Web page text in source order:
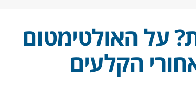
על האולטימטום
הקלעים